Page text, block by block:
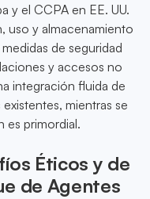
y el CCPA en EE. UU.
uso y almacenamiento
de seguridad
y accesos no
integración fluida de
mientras se
es primordial.
Éticos y de
de Agentes